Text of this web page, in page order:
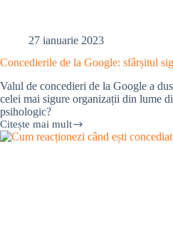
27 ianuarie 2023
Concedierile de la Google: sfârșitul
Valul de concedieri de la Google a
celei mai sigure organizații din lume
psihologic?
Citește mai mult
Concedierile
de